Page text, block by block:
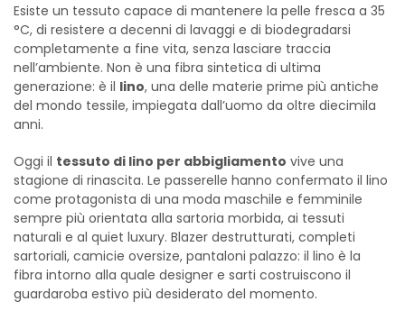
Esiste un tessuto capace di mantenere la pelle fresca a 35
°C, di resistere a decenni di lavaggi e di biodegradarsi
completamente a fine vita, senza lasciare traccia
nell’ambiente. Non è una fibra sintetica di ultima
generazione: è il lino, una delle materie prime più antiche
del mondo tessile, impiegata dall’uomo da oltre diecimila
anni.
Oggi il tessuto di lino per abbigliamento vive una
stagione di rinascita. Le passerelle hanno confermato il lino
come protagonista di una moda maschile e femminile
sempre più orientata alla sartoria morbida, ai tessuti
naturali e al quiet luxury. Blazer destrutturati, completi
sartoriali, camicie oversize, pantaloni palazzo: il lino è la
fibra intorno alla quale designer e sarti costruiscono il
guardaroba estivo più desiderato del momento.